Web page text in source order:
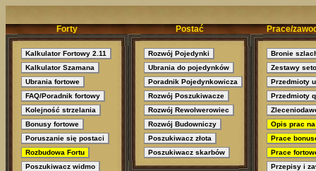
Forty Postać Prace/
Kalkulator Fortowy 2.11
Kalkulator Szamana
Ubrania fortowe
FAQ/Poradnik fortowy
Kolejność strzelania
Bonusy fortowe
Poruszanie się postaci
Rozbudowa Fortu
Poszukiwacz widmo
Rozwój Pojedynki
Ubrania do pojedynków
Poradnik Pojedynkowicza
Rozwój Poszukiwacze
Rozwój Rewolwerowiec
Rozwój Budowniczy
Poszukiwacz złota
Poszukiwacz skarbów
Bronie
Zestawy
Przedmioty
Przedmioty
Opis prac na
Prace
Prace
Przepisy i